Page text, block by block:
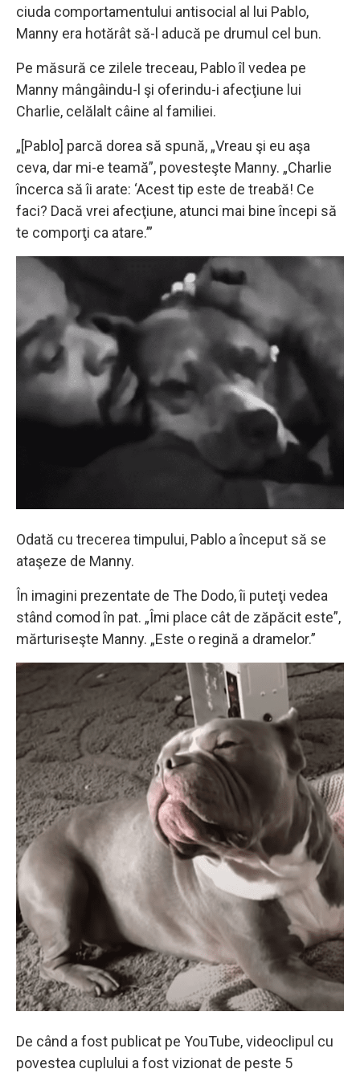
ciuda comportamentului antisocial al lui Pablo,
Manny era hotărât să-l aducă pe drumul cel bun.
Pe măsură ce zilele treceau, Pablo îl vedea pe
Manny mângâindu-l şi oferindu-i afecţiune lui
Charlie, celălalt câine al familiei.
„[Pablo] parcă dorea să spună, „Vreau şi eu aşa
ceva, dar mi-e teamă”, povesteşte Manny. „Charlie
încerca să îi arate: ‘Acest tip este de treabă! Ce
faci? Dacă vrei afecţiune, atunci mai bine începi să
te comporţi ca atare.’”
Odată cu trecerea timpului, Pablo a început să se
ataşeze de Manny.
În imagini prezentate de The Dodo, îi puteţi vedea
stând comod în pat. „Îmi place cât de zăpăcit este”,
mărturiseşte Manny. „Este o regină a dramelor.”
De când a fost publicat pe YouTube, videoclipul cu
povestea cuplului a fost vizionat de peste 5